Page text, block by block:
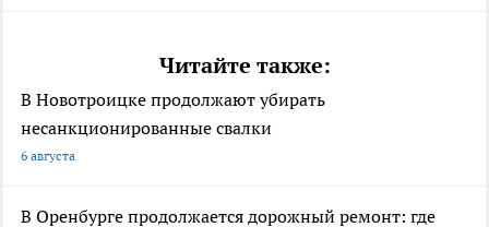
Читайте также:
В Новотроицке продолжают убирать
несанкционированные свалки
6 августа
В Оренбурге продолжается дорожный ремонт: где